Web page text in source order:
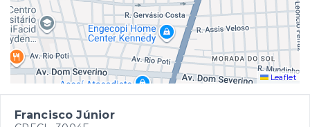
Leaflet
Francisco Júnior